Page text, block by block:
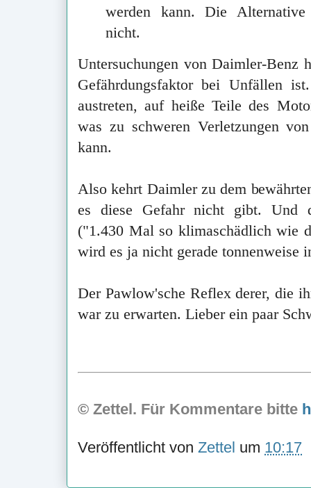
werden kann. Die Alternative
nicht.
Untersuchungen von Daimler-Benz
Gefährdungsfaktor bei Unfällen
austreten, auf heiße Teile des
was zu schweren Verletzungen
kann.
Also kehrt Daimler zu dem
es diese Gefahr nicht gibt. Und
("1.430 Mal so klimaschädlich wie
wird es ja nicht gerade tonnenweise
Der Pawlow'sche Reflex derer, die
war zu erwarten. Lieber ein paar
© Zettel. Für Kommentare bitte
Veröffentlicht von Zettel um 10:17